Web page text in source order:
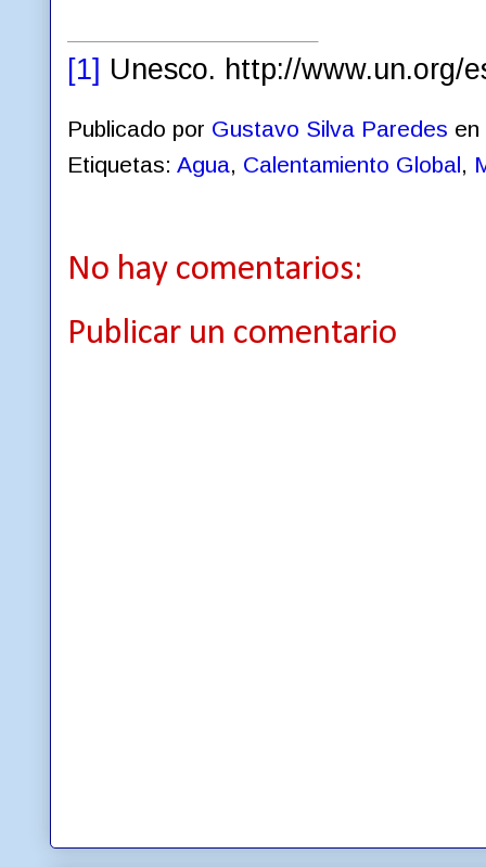
[1] Unesco. http://www.un.org/
Publicado por Gustavo Silva Paredes en
Etiquetas: Agua, Calentamiento Global,
No hay comentarios:
Publicar un comentario